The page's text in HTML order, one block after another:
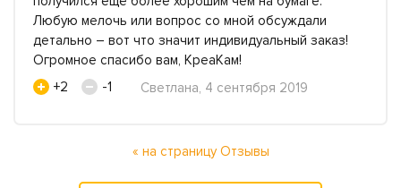
Любую мелочь или вопрос со мной обсуждали
детально – вот что значит индивидуальный заказ!
Огромное спасибо вам, КреаКам!
+2
-1 Светлана, 4 сентября 2019
« на страницу Отзывы